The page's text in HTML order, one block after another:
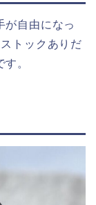
が自由になっ
トックありだ
。